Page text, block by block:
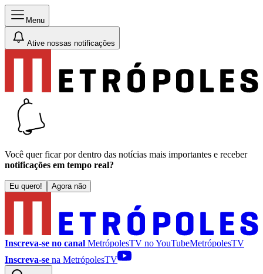
Menu
Ative nossas notificações
Você quer ficar por dentro das notícias mais importantes e receber
notificações em tempo real?
Eu quero! Agora não
Inscreva-se no canal MetrópolesTV noYouTubeMetrópolesTV
Inscreva-se na MetrópolesTV